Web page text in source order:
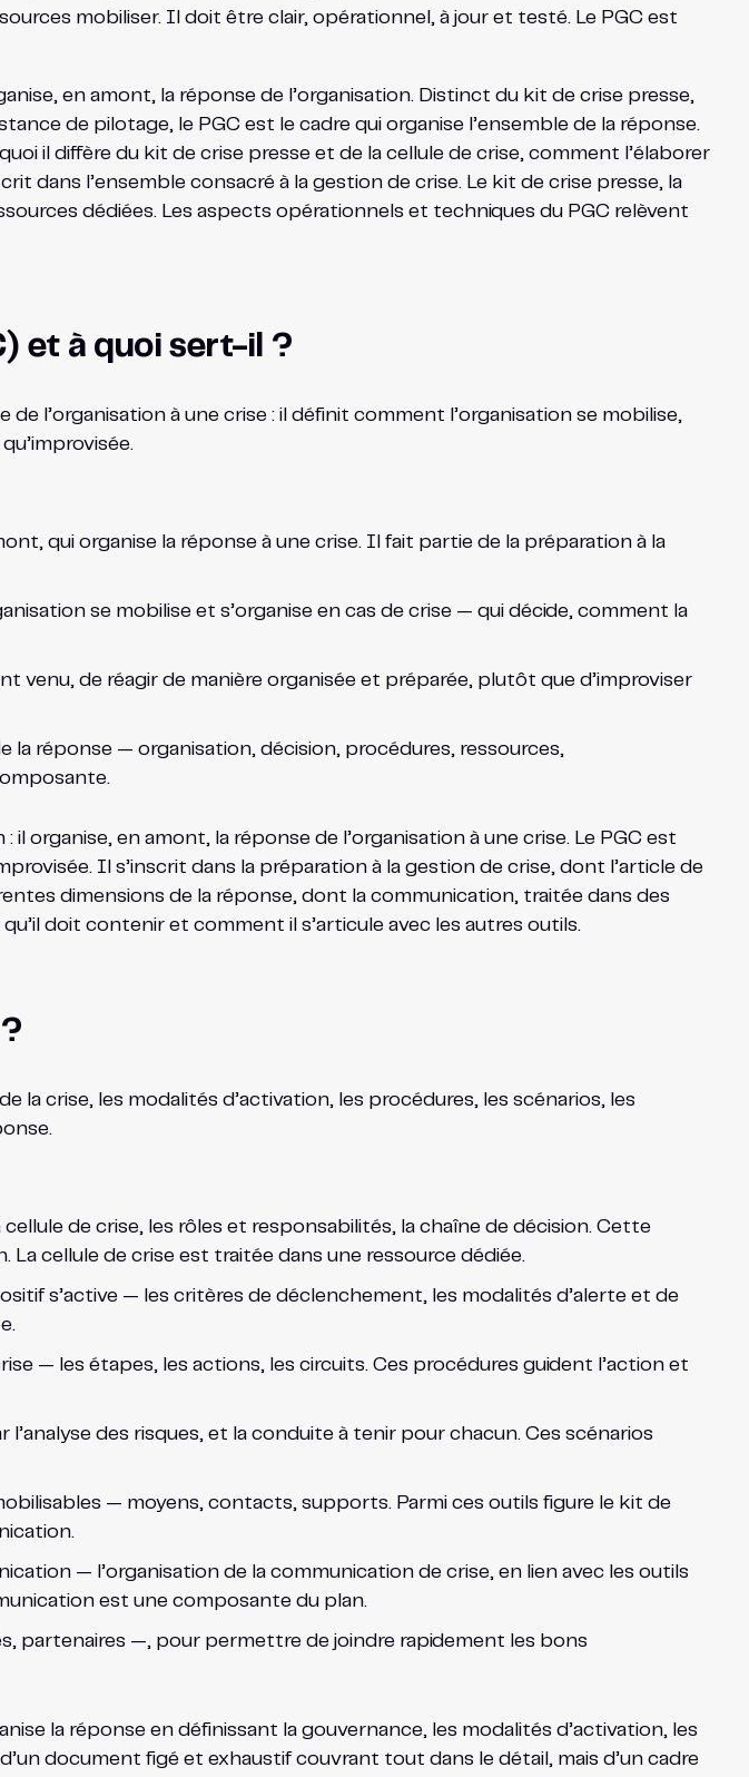
mobiliser. Il doit être clair, opérationnel, à jour et testé. Le PGC est
en amont, la réponse de l’organisation. Distinct du kit de crise presse,
de pilotage, le PGC est le cadre qui organise l’ensemble de la réponse.
il diffère du kit de crise presse et de la cellule de crise, comment l’élaborer
dans l’ensemble consacré à la gestion de crise. Le kit de crise presse, la
dédiées. Les aspects opérationnels et techniques du PGC relèvent
et à quoi sert-il ?
l’organisation à une crise : il définit comment l’organisation se mobilise,
qui organise la réponse à une crise. Il fait partie de la préparation à la
se mobilise et s’organise en cas de crise — qui décide, comment la
venu, de réagir de manière organisée et préparée, plutôt que d’improviser
la réponse — organisation, décision, procédures, ressources,
organise, en amont, la réponse de l’organisation à une crise. Le PGC est
Il s’inscrit dans la préparation à la gestion de crise, dont l’article de
dimensions de la réponse, dont la communication, traitée dans des
doit contenir et comment il s’articule avec les autres outils.
crise, les modalités d’activation, les procédures, les scénarios, les
de crise, les rôles et responsabilités, la chaîne de décision. Cette
cellule de crise est traitée dans une ressource dédiée.
s’active — les critères de déclenchement, les modalités d’alerte et de
— les étapes, les actions, les circuits. Ces procédures guident l’action et
des risques, et la conduite à tenir pour chacun. Ces scénarios
— moyens, contacts, supports. Parmi ces outils figure le kit de
— l’organisation de la communication de crise, en lien avec les outils
est une composante du plan.
partenaires —, pour permettre de joindre rapidement les bons
la réponse en définissant la gouvernance, les modalités d’activation, les
document figé et exhaustif couvrant tout dans le détail, mais d’un cadre